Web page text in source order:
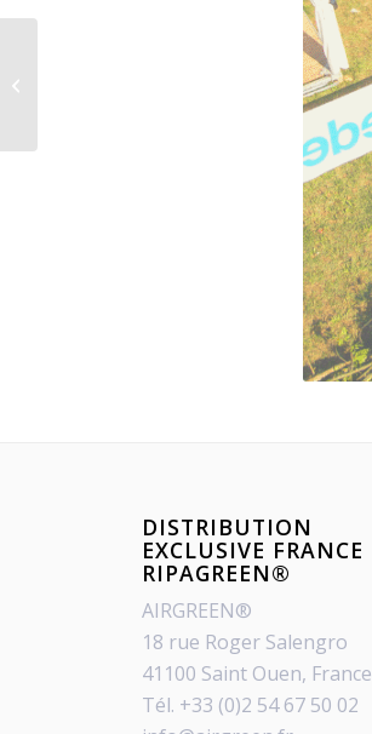
DISTRIBUTION
EXCLUSIVE FRANCE
RIPAGREEN®
AIRGREEN®
18 rue Roger Salengro
41100 Saint Ouen, France
Tél. +33 (0)2 54 67 50 02